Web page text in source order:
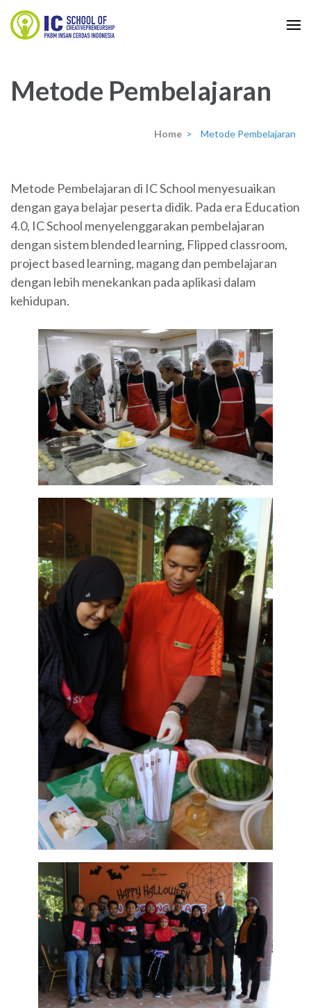
Skip
to
Enter)
Metode Pembelajaran
Home > Metode Pembelajaran
Metode Pembelajaran di IC School menyesuaikan
dengan gaya belajar peserta didik. Pada era Education
4.0, IC School menyelenggarakan pembelajaran
dengan sistem blended learning, Flipped classroom,
project based learning, magang dan pembelajaran
dengan lebih menekankan pada aplikasi dalam
kehidupan.